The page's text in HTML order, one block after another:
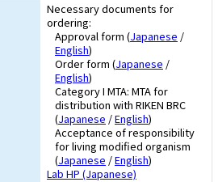
Necessary documents for
ordering:
Approval form (Japanese /
English)
Order form (Japanese /
English)
Category I MTA: MTA for
distribution with RIKEN BRC
(Japanese /English)
Acceptance of responsibility
for living modified organism
(Japanese /English)
Lab HP (Japanese)